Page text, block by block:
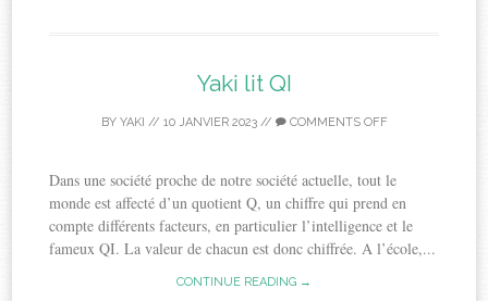
Yaki lit QI
BY YAKI // 10 JANVIER 2023// COMMENTS OFF
Dans une société proche de notre société actuelle, tout le
monde est affecté d’un quotient Q, un chiffre qui prend en
compte différents facteurs, en particulier l’intelligence et le
fameux QI. La valeur de chacun est donc chiffrée. A l’école,...
CONTINUE READING →